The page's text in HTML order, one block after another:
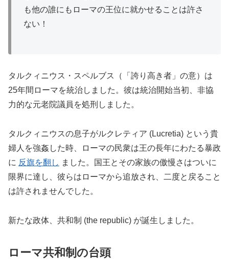
も他の誰にもローマの王位に就かせることは許さ
ない！
タルクィニウス・スペルブス（「誇り高き者」の意）は
25年間ローマを統治しました。彼は統治開始当初、非協
力的な元老院議員を処刑しました。
タルクィニウスの息子がルクレティア (Lucretia) という貴
婦人を強姦した時、ローマの民衆は王の長年にわたる暴政
に 反旗を翻し ました。国王とその家族の傲慢さはついに
限界に達し、彼らはローマから追放され、二度と戻ること
は許されませんでした。
新たな政体、共和制 (the republic) が誕生しました。
ローマ共和制の台頭